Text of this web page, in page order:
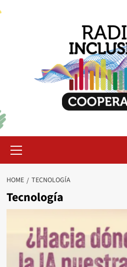
Menu
HOME TECNOLOGÍA
Tecnología